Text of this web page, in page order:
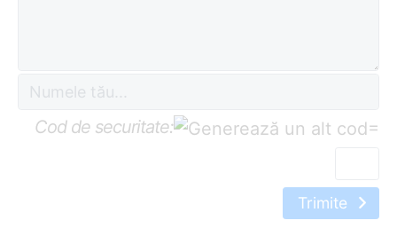
Cod de securitate: =
Trimite